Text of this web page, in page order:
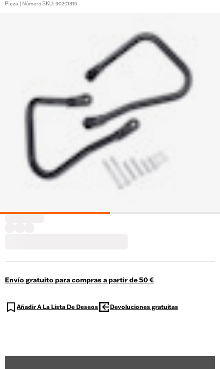
Pieza | Número SKU: 90201315
Envío gratuito para compras a partir de 50 €
Añadir A La Lista De Deseos Devoluciones gratuitas